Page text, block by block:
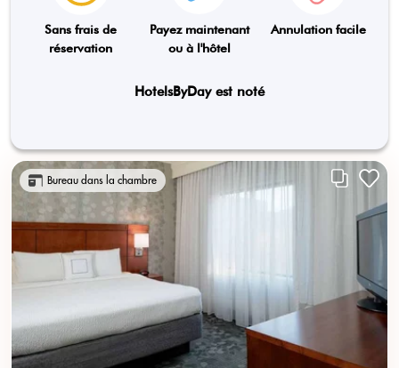
Sans frais de
réservation
Payez maintenant
ou à l'hôtel
Annulation facile
HotelsByDay est noté
Bureau dans la chambre